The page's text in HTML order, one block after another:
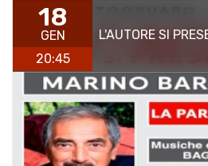
18
GEN
20:45
L'AUTORE SI